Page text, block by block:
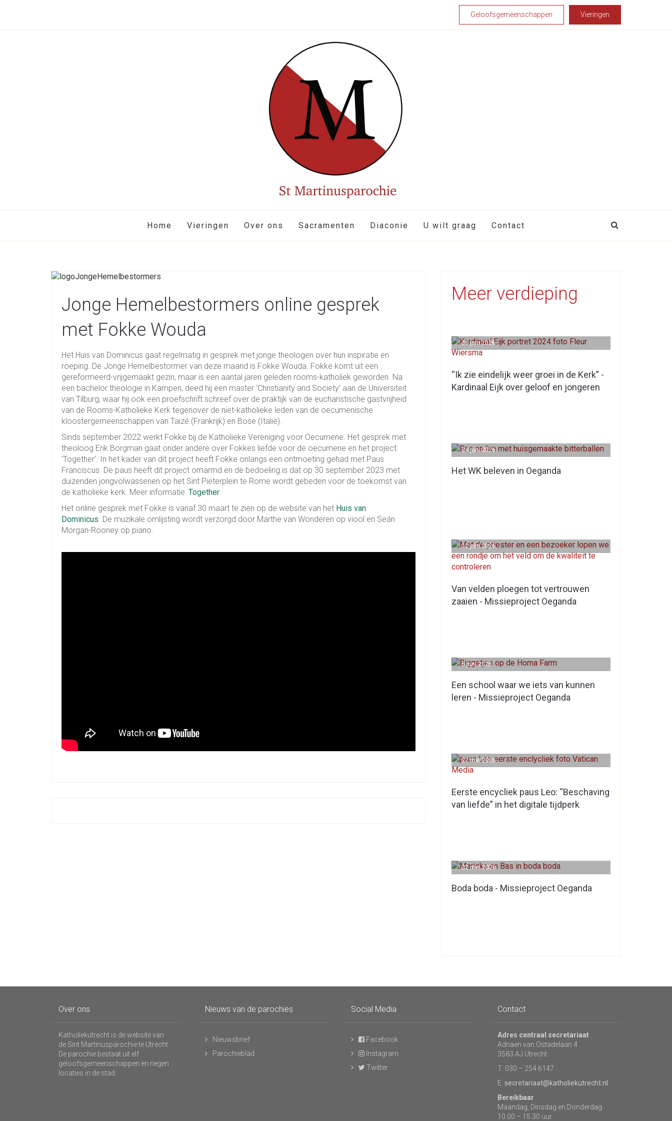
Geloofsgemeenschappen Vieringen
Home Vieringen Over ons Sacramenten Diaconie U wilt graag Contact
Jonge Hemelbestormers online gesprek
met Fokke Wouda
Het Huis van Dominicus gaat regelmatig in gesprek met jonge theologen over hun inspiratie en
roeping. De Jonge Hemelbestormer van deze maand is Fokke Wouda. Fokke komt uit een
gereformeerd-vrijgemaakt gezin, maar is een aantal jaren geleden rooms-katholiek geworden. Na
een bachelor theologie in Kampen, deed hij een master ‘Christianity and Society’ aan de Universiteit
van Tilburg, waar hij ook een proefschrift schreef over de praktijk van de eucharistische gastvrijheid
van de Rooms-Katholieke Kerk tegenover de niet-katholieke leden van de oecumenische
kloostergemeenschappen van Taizé (Frankrijk) en Bose (Italië).
Sinds september 2022 werkt Fokke bij de Katholieke Vereniging voor Oecumene. Het gesprek met
theoloog Erik Borgman gaat onder andere over Fokkes liefde voor de oecumene en het project
‘Together’. In het kader van dit project heeft Fokke onlangs een ontmoeting gehad met Paus
Franciscus. De paus heeft dit project omarmd en de bedoeling is dat op 30 september 2023 met
duizenden jongvolwassenen op het Sint Pieterplein te Rome wordt gebeden voor de toekomst van
de katholieke kerk. Meer informatie: Together
Het online gesprek met Fokke is vanaf 30 maart te zien op de website van het Huis van
Dominicus. De muzikale omlijsting wordt verzorgd door Marthe van Wonderen op viool en Seán
Morgan-Rooney op piano.
Meer verdieping
“Ik zie eindelijk weer groei in de Kerk” -
Kardinaal Eijk over geloof en jongeren
30 juni 2026
Het WK beleven in Oeganda
24 juni 2026
Van velden ploegen tot vertrouwen
zaaien - Missieproject Oeganda
12 juni 2026
Een school waar we iets van kunnen
leren - Missieproject Oeganda
5 juni 2026
Eerste encycliek paus Leo: “Beschaving
van liefde” in het digitale tijdperk
27 mei 2026
Boda boda - Missieproject Oeganda
22 mei 2026
Over ons
Katholiekutrecht is de website van
de Sint Martinusparochie te Utrecht.
De parochie bestaat uit elf
geloofsgemeenschappen en negen
locaties in de stad.
Nieuws van de parochies
Nieuwsbrief
Parochieblad
Social Media
Facebook
Instagram
Twitter
Contact
Adres centraal secretariaat
Adriaen van Ostadelaan 4
3583 AJ Utrecht
T: 030 – 254 6147
E: secretariaat@katholiekutrecht.nl
Bereikbaar
Maandag, Dinsdag en Donderdag:
10.00 – 15.30 uur